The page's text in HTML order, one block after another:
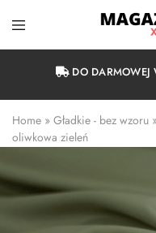
Magazyn
Warszawa
DO
Home » Gładkie - bez wzoru
oliwkowa zieleń